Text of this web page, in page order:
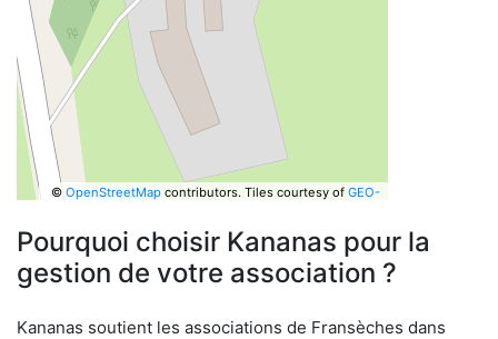
© OpenStreetMapcontributors. Tiles courtesy of GEO-
Pourquoi choisir Kananas pour la
gestion de votre association ?
Kananas soutient les associations de Fransèches dans